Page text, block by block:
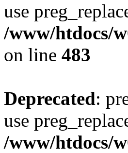
use
/www/htdocs/
on line 483
Deprecated:
use
/www/htdocs/